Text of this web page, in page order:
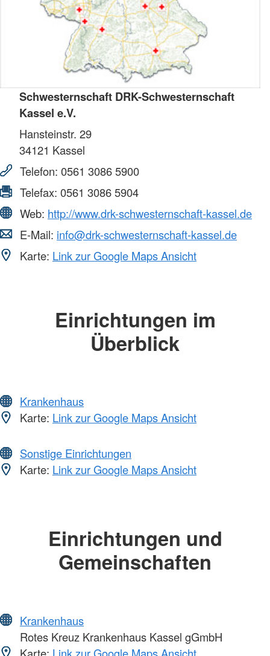
Schwesternschaft DRK-Schwesternschaft
Kassel e.V.
Hansteinstr. 29
34121 Kassel
Telefon: 0561 3086 5900
Telefax: 0561 3086 5904
Web: http://www.drk-schwesternschaft-kassel.de
E-Mail: info@drk-schwesternschaft-kassel.de
Karte: Link zur Google Maps Ansicht
Einrichtungen im
Überblick
Krankenhaus
Karte: Link zur Google Maps Ansicht
Sonstige Einrichtungen
Karte: Link zur Google Maps Ansicht
Einrichtungen und
Gemeinschaften
Krankenhaus
Rotes Kreuz Krankenhaus Kassel gGmbH